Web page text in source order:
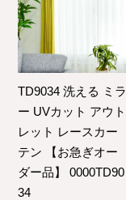
TD9034 洗える ミラ
ー UVカット アウト
レット レースカー
テン 【お急ぎオー
ダー品】 0000TD90
34